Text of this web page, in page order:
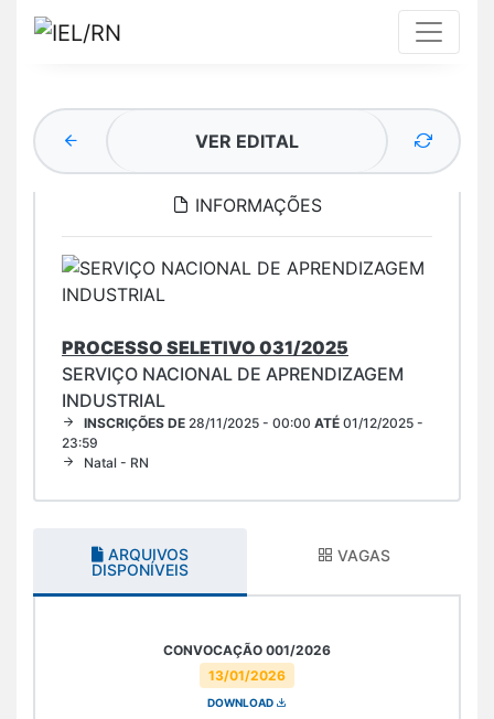
VER EDITAL
INFORMAÇÕES
PROCESSO SELETIVO 031/2025
SERVIÇO NACIONAL DE APRENDIZAGEM
INDUSTRIAL
INSCRIÇÕES DE 28/11/2025 - 00:00 ATÉ 01/12/2025 -
23:59
Natal - RN
ARQUIVOS
DISPONÍVEIS
VAGAS
13/01/2026
CONVOCAÇÃO 001/2026
DOWNLOAD